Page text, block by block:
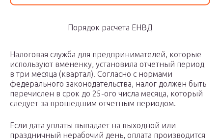
Порядок расчета ЕНВД
Налоговая служба для предпринимателей, которые
используют вмененку, установила отчетный период
в три месяца (квартал). Согласно с нормами
федерального законодательства, налог должен быть
перечислен в срок до 25-ого числа месяца, который
следует за прошедшим отчетным периодом.
Если дата уплаты выпадает на выходной или
праздничный нерабочий день, оплата производится